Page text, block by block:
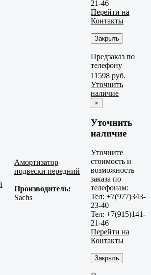
21-46
Перейти на
Контакты
Закрыть
Предзаказ по
телефону
Амортизатор
подвески передний
Производитель:
Sachs
11598 руб.
Уточнить
наличие
×
Уточнить
наличие
Уточните
стоимость и
возможность
заказа по
телефонам:
Тел: +7(977)343-
23-40
Тел: +7(915)141-
21-46
Перейти на
Контакты
Закрыть